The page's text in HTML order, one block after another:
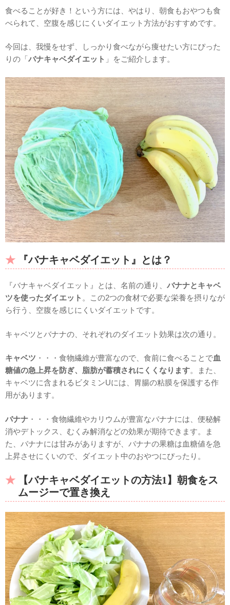
食べることが好き！という方には、やはり、朝食もおやつも食
べられて、空腹を感じにくいダイエット方法がおすすめです。
今回は、我慢をせず、しっかり食べながら痩せたい方にぴった
りの「バナキャベダイエット 」をご紹介します。
『バナキャベダイエット』とは？
『バナキャベダイエット』とは、名前の通り、 バナナとキャベ
ツを使ったダイエット 。この2つの食材で必要な栄養を摂りなが
ら行う、空腹を感じにくいダイエットです。
キャベツとバナナの、それぞれのダイエット効果は次の通り。
キャベツ ・・・食物繊維が豊富なので、食前に食べることで血
糖値の急上昇を防ぎ、脂肪が蓄積されにくくなります。また、
キャベツに含まれるビタミンUには、胃腸の粘膜を保護する作
用があります。
バナナ ・・・食物繊維やカリウムが豊富なバナナには、便秘解
消やデトックス、むくみ解消などの効果が期待できます。ま
た、バナナには甘みがありますが、バナナの果糖は血糖値を急
上昇させにくいので、ダイエット中のおやつにぴったり。
【バナキャベダイエットの方法1】朝食をス
ムージーで置き換え